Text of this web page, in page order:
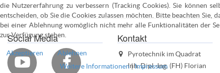
Social Media
 
Kontakt
Pyrotechnik im Quadrat
Inh. Dipl.-Ing. (FH) Florian
die Nutzererfahrung zu verbessern (Tracking Cookies). Sie können
entscheiden, ob Sie die Cookies zulassen möchten. Bitte beachten Sie,
bei einer Ablehnung womöglich nicht mehr alle Funktionalitäten der
zur Verfügung stehen.
Akzeptieren
Ablehnen
Weitere Informationen|Impressum